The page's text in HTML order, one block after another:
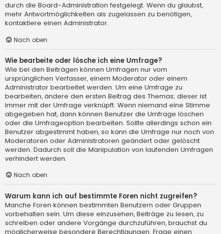
durch die Board-Administration festgelegt. Wenn du glaubst,
mehr Antwortmöglichkeiten als zugelassen zu benötigen,
kontaktiere einen Administrator.
Nach oben
Wie bearbeite oder lösche ich eine Umfrage?
Wie bei den Beiträgen können Umfragen nur vom
ursprünglichen Verfasser, einem Moderator oder einem
Administrator bearbeitet werden. Um eine Umfrage zu
bearbeiten, ändere den ersten Beitrag des Themas; dieser ist
immer mit der Umfrage verknüpft. Wenn niemand eine Stimme
abgegeben hat, dann können Benutzer die Umfrage löschen
oder die Umfrageoption bearbeiten. Sollte allerdings schon ein
Benutzer abgestimmt haben, so kann die Umfrage nur noch von
Moderatoren oder Administratoren geändert oder gelöscht
werden. Dadurch soll die Manipulation von laufenden Umfragen
verhindert werden.
Nach oben
Warum kann ich auf bestimmte Foren nicht zugreifen?
Manche Foren können bestimmten Benutzern oder Gruppen
vorbehalten sein. Um diese einzusehen, Beiträge zu lesen, zu
schreiben oder andere Vorgänge durchzuführen, brauchst du
möglicherweise besondere Berechtigungen. Frage einen